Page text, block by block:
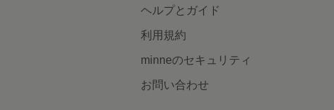
ヘルプとガイド
利用規約
minneのセキュリティ
お問い合わせ